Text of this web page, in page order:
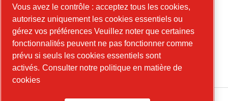
power-technique.com/fr
LinkedIn
YouTube
Vous avez le contrôle : acceptez tous les cookies,
autorisez uniquement les cookies essentiels ou
gérez vos préférences Veuillez noter que certaines
fonctionnalités peuvent ne pas fonctionner comme
prévu si seuls les cookies essentiels sont
activés. Consulter notre politique en matière de
cookies